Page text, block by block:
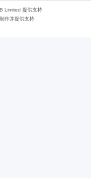
Limited 提供支持
制作并提供支持